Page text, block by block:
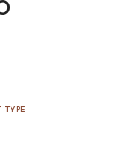
TYPE